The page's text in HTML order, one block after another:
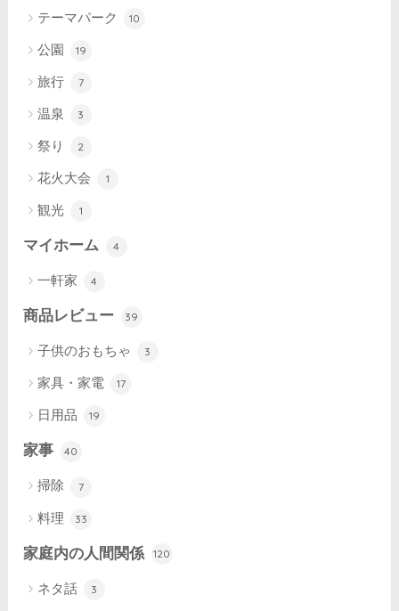
テーマパーク 10
公園 19
旅行 7
温泉 3
祭り 2
花火大会 1
観光 1
マイホーム 4
一軒家 4
商品レビュー 39
子供のおもちゃ 3
家具・家電 17
日用品 19
家事 40
掃除 7
料理 33
家庭内の人間関係 120
ネタ話 3